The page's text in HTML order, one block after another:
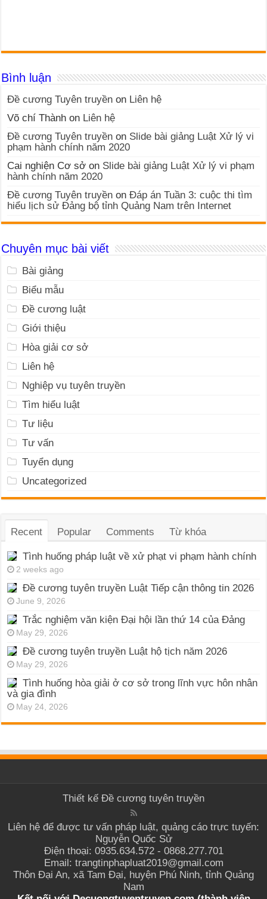
Bình luận
Đề cương Tuyên truyền on Liên hệ
Võ chí Thành on Liên hệ
Đề cương Tuyên truyền on Slide bài giảng Luật Xử lý vi
phạm hành chính năm 2020
Cai nghiện Cơ sở on Slide bài giảng Luật Xử lý vi phạm
hành chính năm 2020
Đề cương Tuyên truyền onĐáp án Tuần 3: cuộc thi tìm
hiểu lịch sử Đảng bộ tỉnh Quảng Nam trên Internet
Chuyên mục bài viết
Bài giảng
Biểu mẫu
Đề cương luật
Giới thiệu
Hòa giải cơ sở
Liên hệ
Nghiệp vụ tuyên truyền
Tìm hiểu luật
Tư liệu
Tư vấn
Tuyển dụng
Uncategorized
Recent Popular Comments Từ khóa
Tình huống pháp luật về xử phạt vi phạm hành chính
2 weeks ago
Đề cương tuyên truyền Luật Tiếp cận thông tin 2026
June 9, 2026
Trắc nghiệm văn kiện Đại hội lần thứ 14 của Đảng
May 29, 2026
Đề cương tuyên truyền Luật hộ tịch năm 2026
May 29, 2026
Tình huống hòa giải ở cơ sở trong lĩnh vực hôn nhân
và gia đình
May 24, 2026
Thiết kế Đề cương tuyên truyền
Liên hệ để được tư vấn pháp luật, quảng cáo trực tuyến:
Nguyễn Quốc Sử
Điện thoại: 0935.634.572 - 0868.277.701
Email: trangtinphapluat2019@gmail.com
Thôn Đại An, xã Tam Đại, huyện Phú Ninh, tỉnh Quảng
Nam